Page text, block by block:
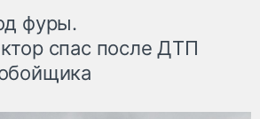
фуры.
спас после ДТП